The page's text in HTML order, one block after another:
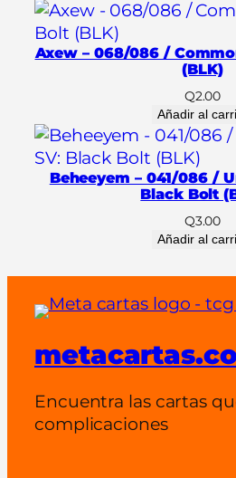
d
Axew – 068/086 /
(BLK)
Q2.00
Añadir al
Beheeyem – 041/086 /
Black Bolt
Q3.00
Añadir al
Encuentra las cartas
complicaciones